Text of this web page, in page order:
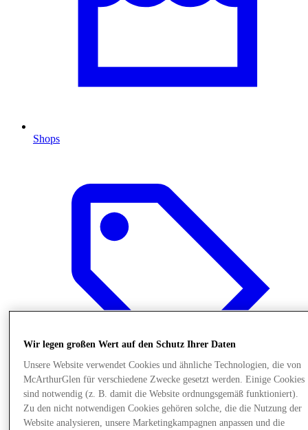
Shops
Final Sale Angebote
Wir legen großen Wert auf den Schutz Ihrer Daten
Unsere Website verwendet Cookies und ähnliche Technologien, die von
McArthurGlen für verschiedene Zwecke gesetzt werden. Einige Cookies
sind notwendig (z. B. damit die Website ordnungsgemäß funktioniert).
Zu den nicht notwendigen Cookies gehören solche, die die Nutzung der
Website analysieren, unsere Marketingkampagnen anpassen und die